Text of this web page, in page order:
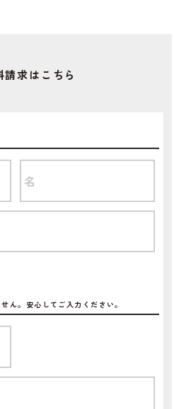
請求はこちら
ん。安心してご入力ください。